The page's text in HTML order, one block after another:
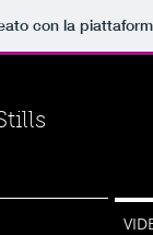
con la